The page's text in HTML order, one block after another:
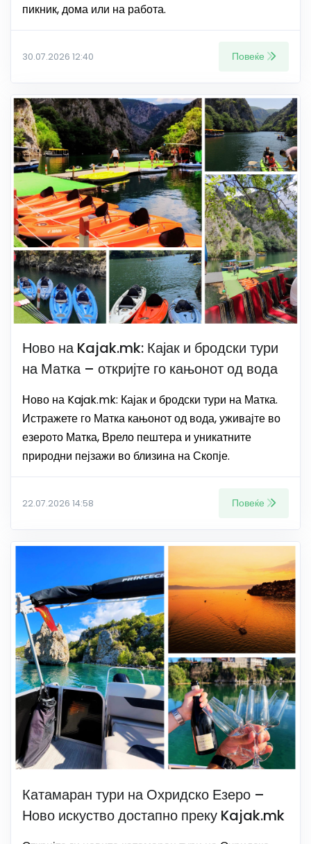
пикник, дома или на работа.
30.07.2026 12:40 Повеќе
Ново на Kajak.mk: Кајак и бродски тури
на Матка – откријте го кањонот од вода
Ново на Kajak.mk: Кајак и бродски тури на Матка.
Истражете го Матка кањонот од вода, уживајте во
езерото Матка, Врело пештера и уникатните
природни пејзажи во близина на Скопје.
22.07.2026 14:58 Повеќе
Катамаран тури на Охридско Езеро –
Ново искуство достапно преку Kajak.mk